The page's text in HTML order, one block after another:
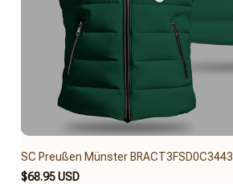
SC Preußen Münster BRACT3FSD0C3443
$68.95 USD